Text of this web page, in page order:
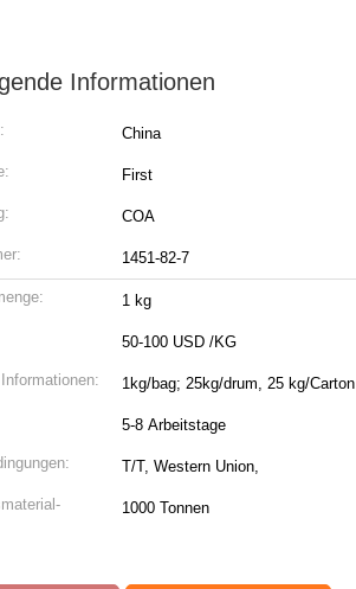
Informationen
China
First
COA
1451-82-7
1 kg
50-100 USD /KG
1kg/bag; 25kg/drum, 25 kg/Carton
5-8 Arbeitstage
T/T, Western Union,
1000 Tonnen